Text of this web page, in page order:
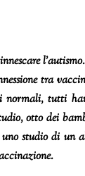
tra
normali, tutti
otto dei
studio di un